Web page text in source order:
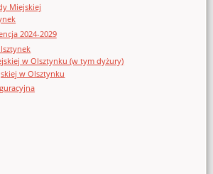
Miejskiej
2024-2029
w Olsztynku (w tym dyżury)
w Olsztynku